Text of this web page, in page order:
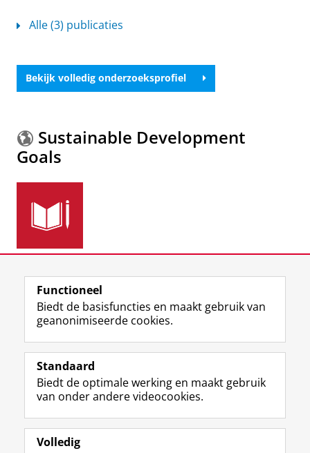
Alle (3) publicaties
Bekijk volledig onderzoeksprofiel
Sustainable Development
Goals
Meer informatie over deSustainable Development
Goals.
Volg de RUG
F
a
e
b
o
L
i
k
e
I
R
S
-
f
e
I
n
t
r
Y
o
T
e
Studiekiezers
Alumni
Functioneel
Biedt de basisfuncties en maakt gebruik van
geanonimiseerde cookies.
Standaard
Biedt de optimale werking en maakt gebruik
van onder andere videocookies.
Volledig